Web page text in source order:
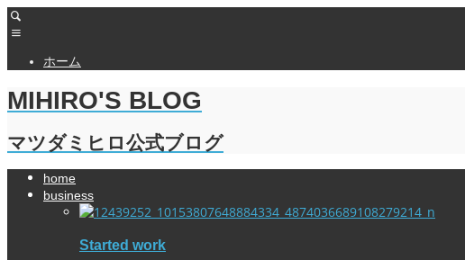
ホーム
MIHIRO'S BLOG
マツダミヒロ公式ブログ
home
business
Started work